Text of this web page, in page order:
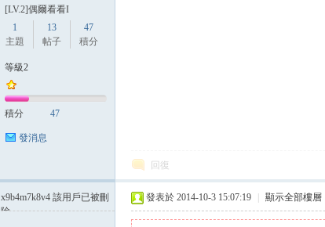
[LV.2]偶爾看看I
1
主題
13
帖子
47
積分
等級2
積分 47
發消息
回復
x9b4m7k8v4 該用戶已被刪
除
發表於 2014-10-3 15:07:19 顯示全部樓層